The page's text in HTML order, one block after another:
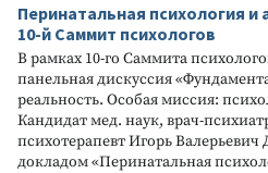
Перинатальная психология
10-й Саммит психологов
В рамках 10-го Саммита
панельная дискуссия
реальность. Особая миссия:
Кандидат мед. наук, врач-
психотерапевт Игорь
докладом «Перинатальная